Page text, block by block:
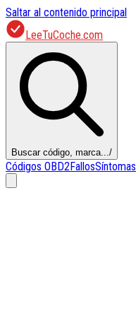
Saltar al contenido principal
LeeTuCoche.com
Buscar código, marca.../
Códigos OBD2FallosSíntomas